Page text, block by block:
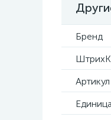
Бренд
Артикул